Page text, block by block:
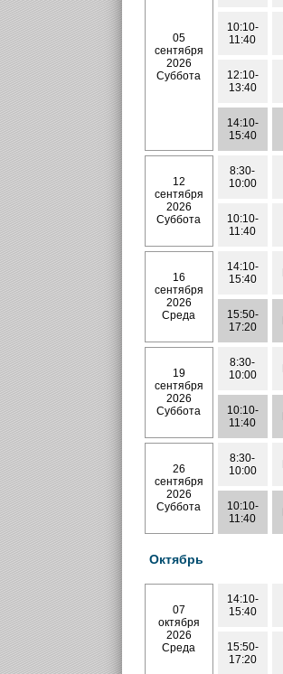
05
сентября
2026
Суббота
10:10-
11:40
12:10-
13:40
14:10-
15:40
12
сентября
2026
Суббота
8:30-
10:00
10:10-
11:40
16
сентября
2026
Среда
14:10-
15:40
15:50-
17:20
19
сентября
2026
Суббота
8:30-
10:00
10:10-
11:40
26
сентября
2026
Суббота
8:30-
10:00
10:10-
11:40
Октябрь
07
октября
2026
Среда
14:10-
15:40
15:50-
17:20